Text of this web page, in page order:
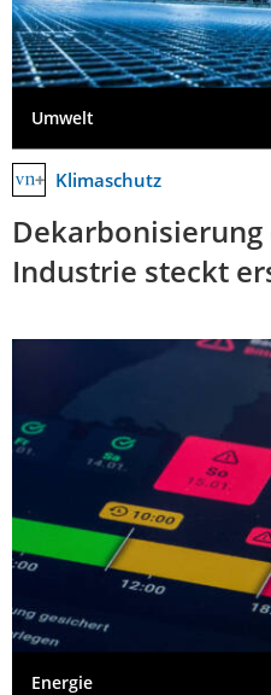
Umwelt
Klimaschutz
Industrie steckt
Energie